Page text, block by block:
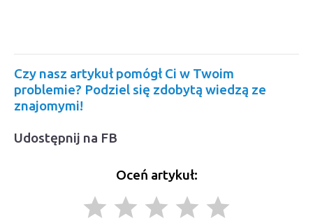
Czy nasz artykuł pomógł Ci w Twoim
problemie? Podziel się zdobytą wiedzą ze
znajomymi!
Udostępnij na FB
Oceń artykuł:
grade grade grade grade grade